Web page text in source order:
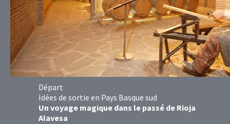
Départ
Idées de sortie en Pays Basque sud
Un voyage magique dans le passé de Rioja
Alavesa